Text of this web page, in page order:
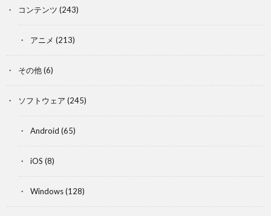
コンテンツ (243)
アニメ (213)
その他(6)
ソフトウェア (245)
Android (65)
iOS (8)
Windows(128)